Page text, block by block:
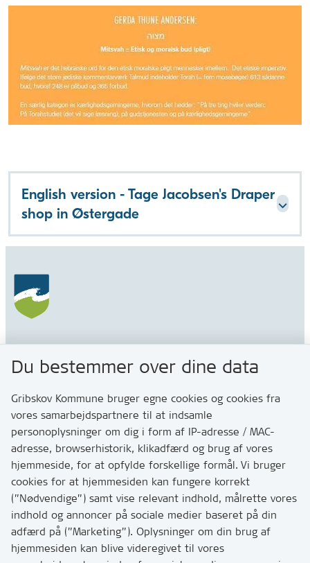
English version - Tage Jacobsen's Draper
shop in Østergade
3200 Helsinge
Kontakt
Skriv til os via Digital Post
Har du brug for at komme i kontakt med os? Se her
hvordan
Tip os om huller i vejen eller andet
T:7249 6000
Du bestemmer over dine data
Gribskov Kommune bruger egne cookies og cookies fra
vores samarbejdspartnere til at indsamle
personoplysninger om dig i form af IP-adresse / MAC-
adresse, browserhistorik, klikadfærd og brug af vores
hjemmeside, for at opfylde forskellige formål. Vi bruger
cookies for at hjemmesiden kan fungere korrekt
(”Nødvendige”) samt vise relevant indhold, målrette vores
indhold og annoncer på sociale medier baseret på din
adfærd på (”Marketing”). Oplysninger om din brug af
hjemmesiden kan blive videregivet til vores